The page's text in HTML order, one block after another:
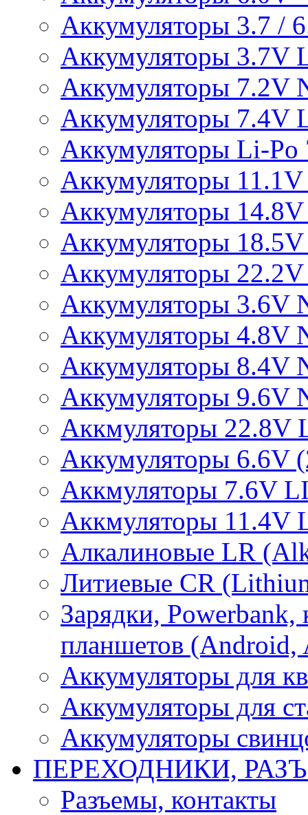
Аккумуляторы 3.7 /
Аккумуляторы 3.7V
Аккумуляторы 7.2V
Аккумуляторы 7.4V
Аккумуляторы Li-Po
Аккумуляторы
Аккумуляторы
Аккумуляторы
Аккумуляторы
Аккумуляторы 3.6V
Аккумуляторы 4.8V
Аккумуляторы 8.4V
Аккумуляторы 9.6V
Аккмуляторы 22.8V
Аккумуляторы 6.6V
Аккмуляторы 7.6V
Аккмуляторы 11.4V
Алкалиновые LR
Литиевые CR
Зарядки, Powerbank,
планшетов (Android,
Аккумуляторы для
Аккумуляторы для
Аккумуляторы
ПЕРЕХОДНИКИ,
Разъемы, контакты